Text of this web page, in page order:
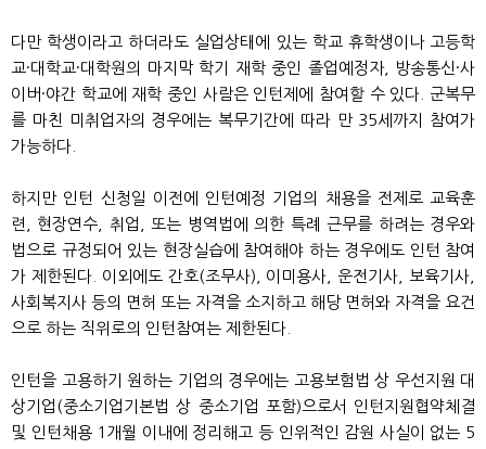
다만 학생이라고 하더라도 실업상태에 있는 학교 휴학생이나 고등학
교·대학교·대학원의 마지막 학기 재학 중인 졸업예정자, 방송통신·사
이버·야간 학교에 재학 중인 사람은 인턴제에 참여할 수 있다. 군복무
를 마친 미취업자의 경우에는 복무기간에 따라 만 35세까지 참여가
가능하다.
하지만 인턴 신청일 이전에 인턴예정 기업의 채용을 전제로 교육훈
련, 현장연수, 취업, 또는 병역법에 의한 특례 근무를 하려는 경우와
법으로 규정되어 있는 현장실습에 참여해야 하는 경우에도 인턴 참여
가 제한된다. 이외에도 간호(조무사), 이미용사, 운전기사, 보육기사,
사회복지사 등의 면허 또는 자격을 소지하고 해당 면허와 자격을 요건
으로 하는 직위로의 인턴참여는 제한된다.
인턴을 고용하기 원하는 기업의 경우에는 고용보험법 상 우선지원 대
상기업(중소기업기본법 상 중소기업 포함)으로서 인턴지원협약체결
및 인턴채용 1개월 이내에 정리해고 등 인위적인 감원 사실이 없는 5